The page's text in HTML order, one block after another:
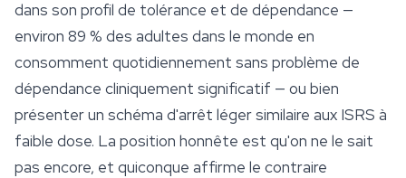
dans son profil de tolérance et de dépendance —
environ 89 % des adultes dans le monde en
consomment quotidiennement sans problème de
dépendance cliniquement significatif — ou bien
présenter un schéma d'arrêt léger similaire aux ISRS à
faible dose. La position honnête est qu'on ne le sait
pas encore, et quiconque affirme le contraire